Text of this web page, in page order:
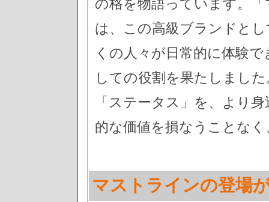
の格を物語っています。
は、この高級ブランドと
くの人々が日常的に体験
しての役割を果たしまし
「ステータス」を、より
的な価値を損なうことな
マストラインの登場